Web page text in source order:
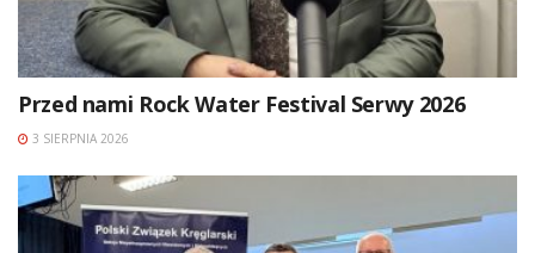
Przed nami Rock Water Festival Serwy 2026
3 SIERPNIA 2026